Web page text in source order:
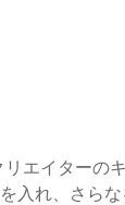
エイターの
れ、さらな